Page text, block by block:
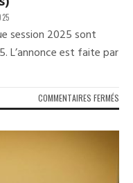
session 2025 sont
L’annonce est faite par
COMMENTAIRES FERMÉS